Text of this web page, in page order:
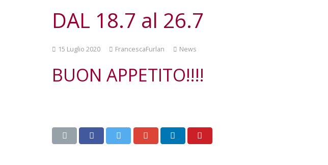
DAL 18.7 al 26.7
15 Luglio 2020 FrancescaFurlan News
BUON APPETITO!!!!